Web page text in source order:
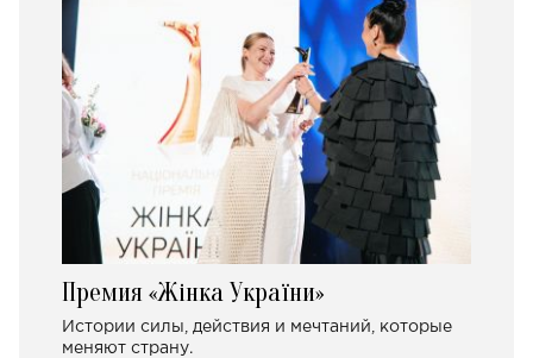
Премия «Жінка України»
Истории силы, действия и мечтаний, которые
меняют страну.